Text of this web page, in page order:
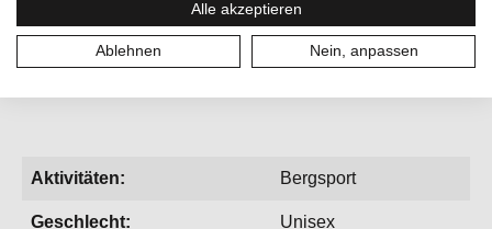
Aktivitäten: Bergsport
Geschlecht: Unisex
Alle akzeptieren
Ablehnen Nein, anpassen